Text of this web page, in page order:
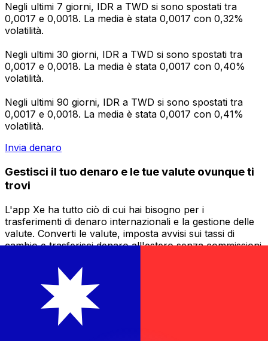
Negli ultimi 7 giorni, IDR a TWD si sono spostati tra
0,0017 e 0,0018. La media è stata 0,0017 con 0,32%
volatilità.
Negli ultimi 30 giorni, IDR a TWD si sono spostati tra
0,0017 e 0,0018. La media è stata 0,0017 con 0,40%
volatilità.
Negli ultimi 90 giorni, IDR a TWD si sono spostati tra
0,0017 e 0,0018. La media è stata 0,0017 con 0,41%
volatilità.
Invia denaro
Gestisci il tuo denaro e le tue valute ovunque ti
trovi
L'app Xe ha tutto ciò di cui hai bisogno per i
trasferimenti di denaro internazionali e la gestione delle
valute. Converti le valute, imposta avvisi sui tassi di
cambio e trasferisci denaro all'estero senza commissioni